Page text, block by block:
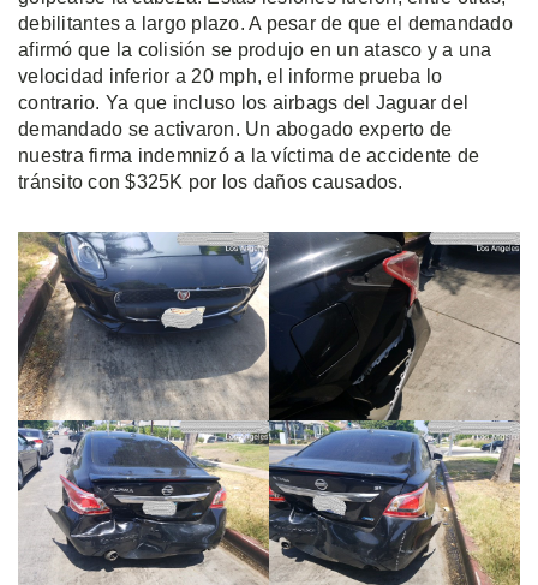
debilitantes a largo plazo. A pesar de que el demandado
afirmó que la colisión se produjo en un atasco y a una
velocidad inferior a 20 mph, el informe prueba lo
contrario. Ya que incluso los airbags del Jaguar del
demandado se activaron. Un abogado experto de
nuestra firma indemnizó a la víctima de accidente de
tránsito con $325K por los daños causados.